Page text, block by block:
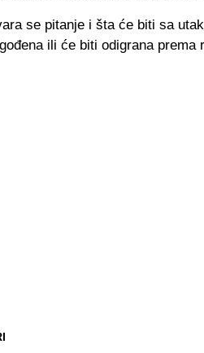
se pitanje i šta će biti sa
ili će biti odigrana prema